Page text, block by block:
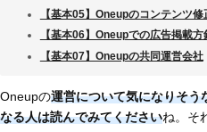
【基本05】Oneupのコンテンツ修
【基本06】Oneupでの広告掲載方
【基本07】Oneupの共同運営会社
Oneupの運営について気になりそう
なる人は読んでみてくださいね。そ